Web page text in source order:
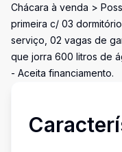
Chácara à venda >
primeira c/ 03
serviço, 02 vagas de
que jorra 600 litros de
- Aceita financiamento.